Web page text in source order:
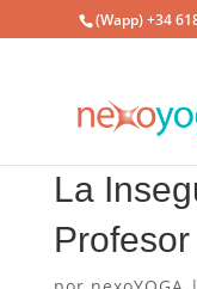
(Wapp) +34
La